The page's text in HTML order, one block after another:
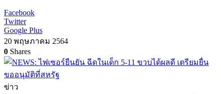
Facebook
Twitter
Google Plus
20 พฤษภาคม 2564
0 Shares
ข่าว